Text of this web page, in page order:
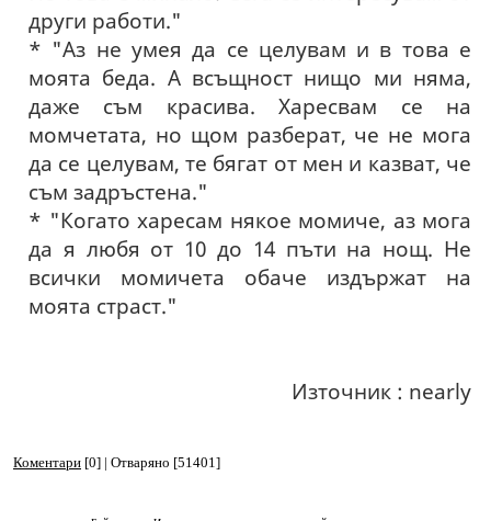
други работи."
* "Аз не умея да се целувам и в това е
моята беда. А всъщност нищо ми няма,
даже съм красива. Харесвам се на
момчетата, но щом разберат, че не мога
да се целувам, те бягат от мен и казват, че
съм задръстена."
* "Когато харесам някое момиче, аз мога
да я любя от 10 до 14 пъти на нощ. Не
всички момичета обаче издържат на
моята страст."
Източник : nearly
Коментари [0] | Отваряно [51401]